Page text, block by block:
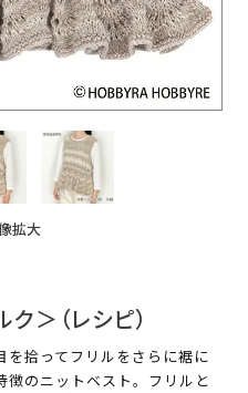
拡大
＞（レシピ）
を拾ってフリルをさらに裾に
徴のニットベスト。フリルと